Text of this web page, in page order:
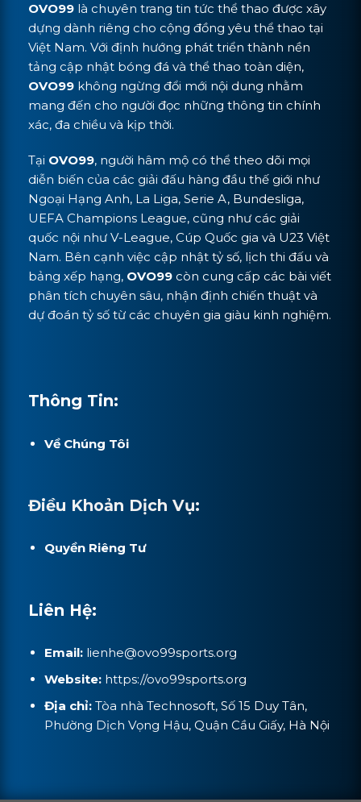
OVO99 là chuyên trang tin tức thể thao được xây
dựng dành riêng cho cộng đồng yêu thể thao tại
Việt Nam. Với định hướng phát triển thành nền
tảng cập nhật bóng đá và thể thao toàn diện,
OVO99 không ngừng đổi mới nội dung nhằm
mang đến cho người đọc những thông tin chính
xác, đa chiều và kịp thời.
Tại OVO99, người hâm mộ có thể theo dõi mọi
diễn biến của các giải đấu hàng đầu thế giới như
Ngoại Hạng Anh, La Liga, Serie A, Bundesliga,
UEFA Champions League, cũng như các giải
quốc nội như V-League, Cúp Quốc gia và U23 Việt
Nam. Bên cạnh việc cập nhật tỷ số, lịch thi đấu và
bảng xếp hạng, OVO99 còn cung cấp các bài viết
phân tích chuyên sâu, nhận định chiến thuật và
dự đoán tỷ số từ các chuyên gia giàu kinh nghiệm.
Thông Tin:
Về Chúng Tôi
Điều Khoản Dịch Vụ:
Quyền Riêng Tư
Liên Hệ:
Email: lienhe@ovo99sports.org
Website: https://ovo99sports.org
Địa chỉ: Tòa nhà Technosoft, Số 15 Duy Tân,
Phường Dịch Vọng Hậu, Quận Cầu Giấy, Hà Nội